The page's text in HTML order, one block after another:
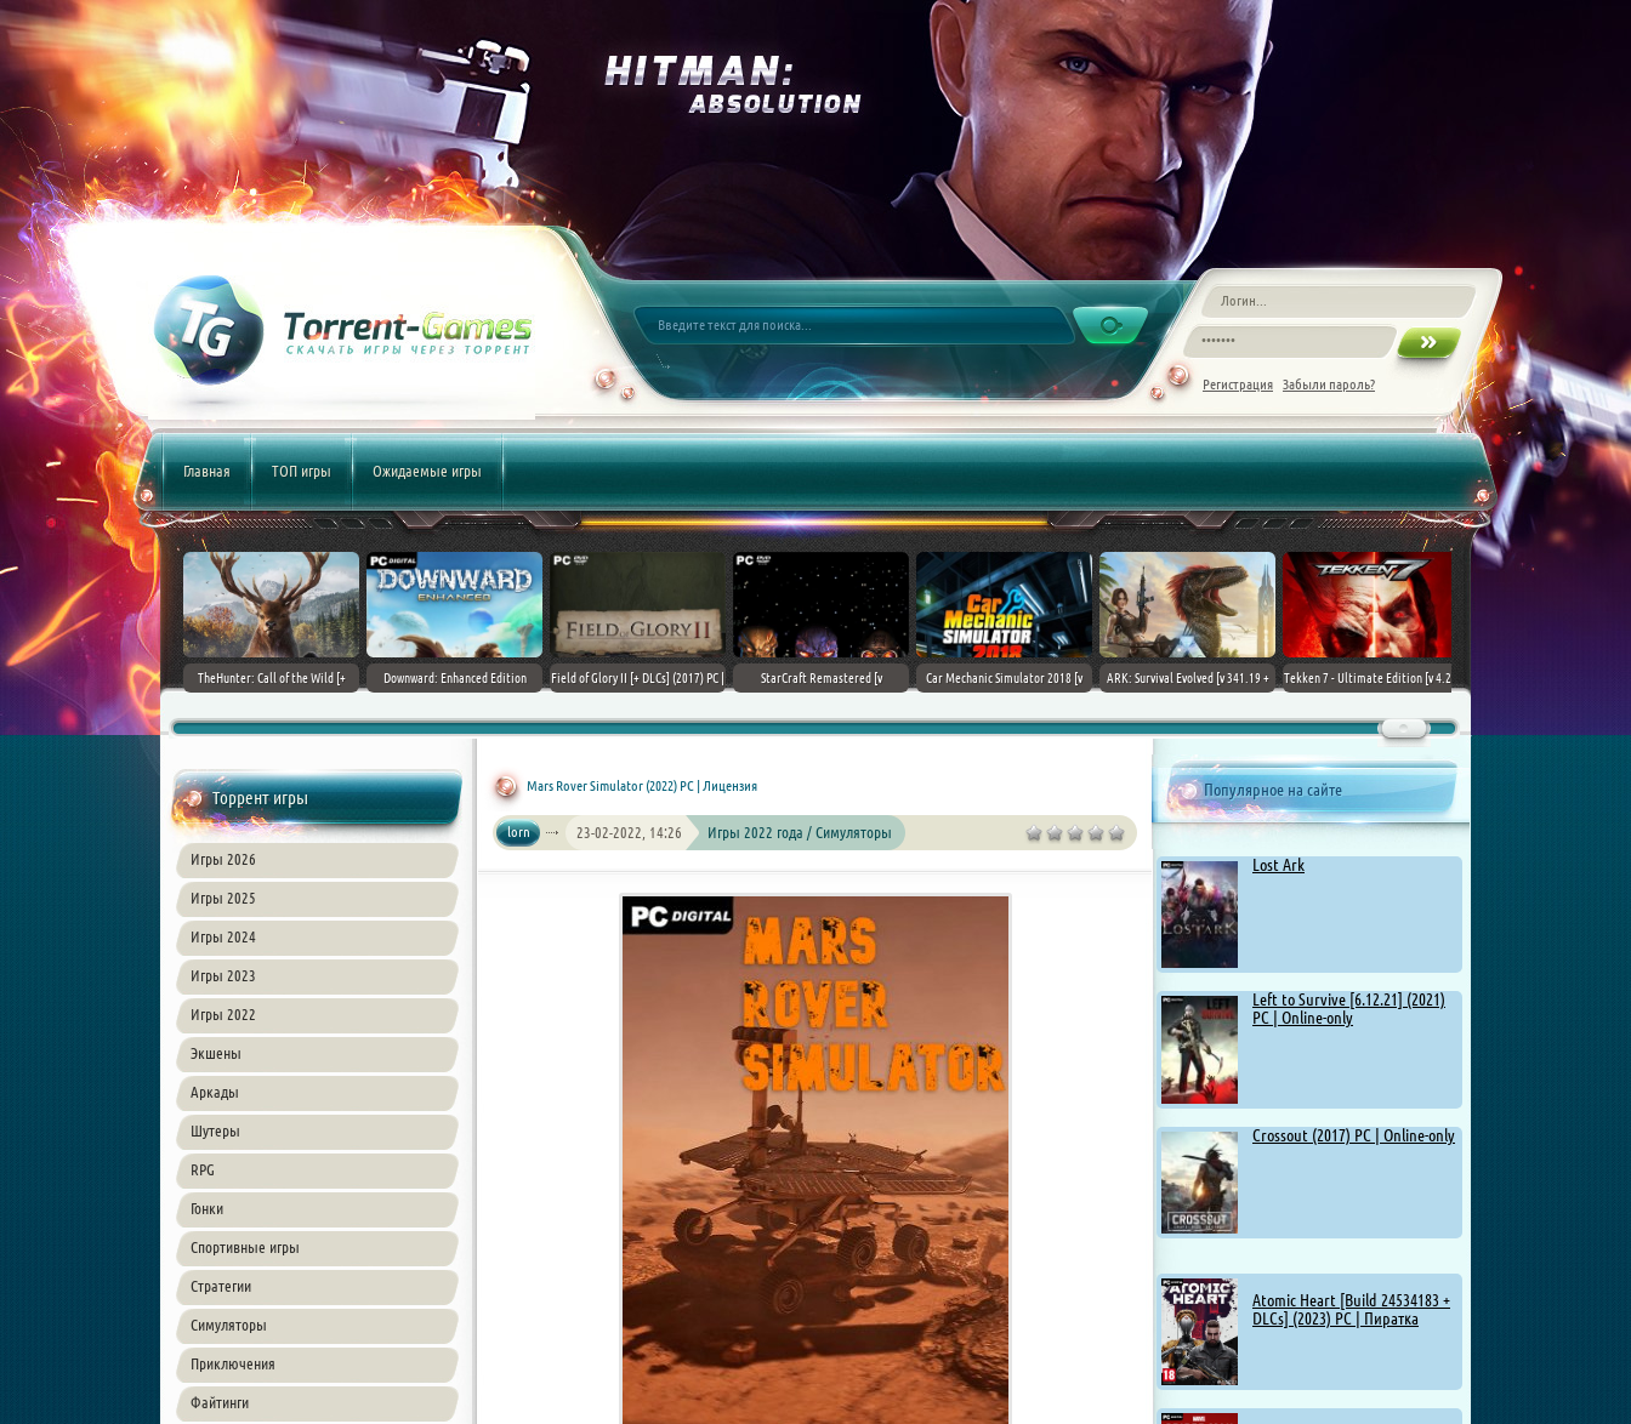
Регистрация Забыли пароль?
Главная ТОП игры Ожидаемые игры
World [v 1.11.4 + DLCs] (2017)
PC | Лицензия
TheHunter: Call of the Wild [+
Downward: Enhanced Edition
Field of Glory II [+ DLCs] (2017) PC |
StarCraft Remastered [v
Car Mechanic Simulator 2018 [v
ARK: Survival Evolved [v 341.19 +
Tekken 7 - Ultimate Edition [v 4.22
Chovka
Торрент игры
Игры 2026
Игры 2025
Игры 2024
Игры 2023
Игры 2022
Экшены
Аркады
Шутеры
RPG
Гонки
Спортивные игры
Стратегии
Симуляторы
Приключения
Файтинги
Популярное на сайте
Lost Ark
Left to Survive [6.12.21] (2021)
PC | Online-only
Crossout (2017) PC | Online-only
Atomic Heart [Build 24534183 +
DLCs] (2023) PC | Пиратка
Mars Rover Simulator (2022) PC | Лицензия
lorn 23-02-2022, 14:26 Игры 2022 года / Симуляторы